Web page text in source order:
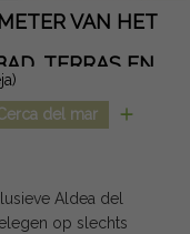
VAN HET
TERRAS EN
del mar
Aldea del
op slechts